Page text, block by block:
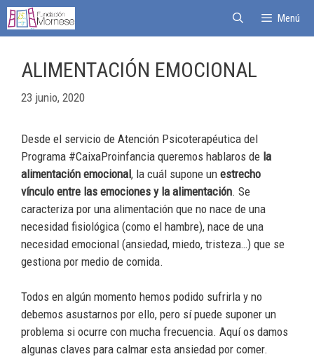
Menú
ALIMENTACIÓN EMOCIONAL
23 junio, 2020
Desde el servicio de Atención Psicoterapéutica del
Programa #CaixaProinfancia queremos hablaros de la
alimentación emocional, la cuál supone un estrecho
vínculo entre las emociones y la alimentación. Se
caracteriza por una alimentación que no nace de una
necesidad fisiológica (como el hambre), nace de una
necesidad emocional (ansiedad, miedo, tristeza…) que se
gestiona por medio de comida.
Todos en algún momento hemos podido sufrirla y no
debemos asustarnos por ello, pero sí puede suponer un
problema si ocurre con mucha frecuencia. Aquí os damos
algunas claves para calmar esta ansiedad por comer.